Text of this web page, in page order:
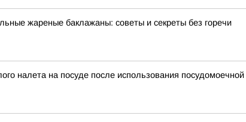
жареные баклажаны: советы и секреты без горечи
налета на посуде после использования